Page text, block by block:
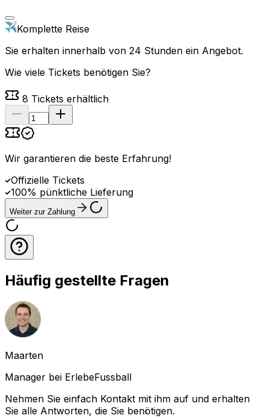
Komplette Reise
Sie erhalten innerhalb von 24 Stunden ein Angebot.
Wie viele Tickets benötigen Sie?
8 Tickets erhältlich
Wir garantieren die beste Erfahrung!
Offizielle Tickets
100% pünktliche Lieferung
Weiter zur Zahlung
Häufig gestellte Fragen
Maarten
Manager bei ErlebeFussball
Nehmen Sie einfach Kontakt mit ihm auf und erhalten
Sie alle Antworten, die Sie benötigen.